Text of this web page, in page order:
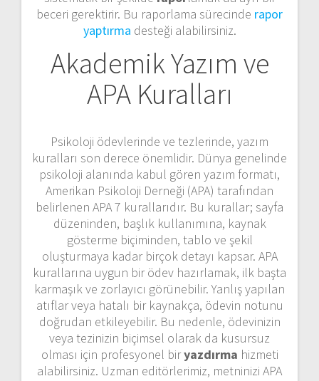
beceri gerektirir. Bu raporlama sürecinde rapor
yaptırma desteği alabilirsiniz.
Akademik Yazım ve
APA Kuralları
Psikoloji ödevlerinde ve tezlerinde, yazım
kuralları son derece önemlidir. Dünya genelinde
psikoloji alanında kabul gören yazım formatı,
Amerikan Psikoloji Derneği (APA) tarafından
belirlenen APA 7 kurallarıdır. Bu kurallar; sayfa
düzeninden, başlık kullanımına, kaynak
gösterme biçiminden, tablo ve şekil
oluşturmaya kadar birçok detayı kapsar. APA
kurallarına uygun bir ödev hazırlamak, ilk başta
karmaşık ve zorlayıcı görünebilir. Yanlış yapılan
atıflar veya hatalı bir kaynakça, ödevin notunu
doğrudan etkileyebilir. Bu nedenle, ödevinizin
veya tezinizin biçimsel olarak da kusursuz
olması için profesyonel biryazdırma hizmeti
alabilirsiniz. Uzman editörlerimiz, metninizi APA